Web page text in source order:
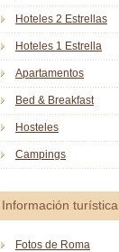
Hoteles 2 Estrellas
Hoteles 1 Estrella
Apartamentos
Bed & Breakfast
Hosteles
Campings
Información turística
Fotos de Roma